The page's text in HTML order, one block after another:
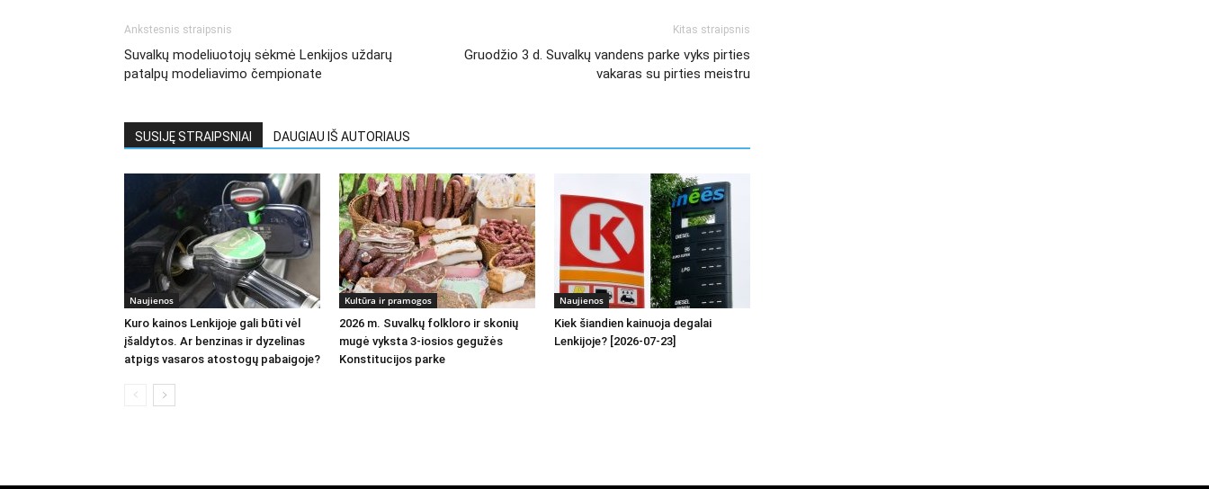
Ankstesnis straipsnis
Suvalkų modeliuotojų sėkmė Lenkijos uždarų
patalpų modeliavimo čempionate
Kitas straipsnis
Gruodžio 3 d. Suvalkų vandens parke vyks pirties
vakaras su pirties meistru
SUSIJĘ STRAIPSNIAI DAUGIAU IŠ AUTORIAUS
Naujienos
Kuro kainos Lenkijoje gali būti vėl
įšaldytos. Ar benzinas ir dyzelinas
atpigs vasaros atostogų pabaigoje?
Kultūra ir pramogos
2026 m. Suvalkų folkloro ir skonių
mugė vyksta 3-iosios gegužės
Konstitucijos parke
Naujienos
Kiek šiandien kainuoja degalai
Lenkijoje? [2026-07-23]